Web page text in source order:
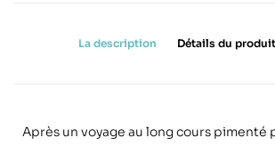
La description Détails du produit
Après un voyage au long cours pimenté